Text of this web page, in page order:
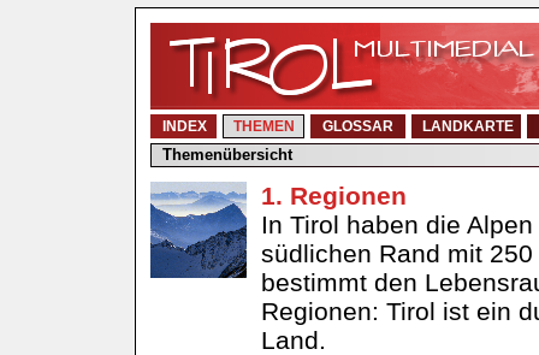
INDEX THEMEN GLOSSAR LANDKARTE
Themenübersicht
1. Regionen
In Tirol haben die
südlichen Rand mit
bestimmt den
Regionen: Tirol ist ein
Land.